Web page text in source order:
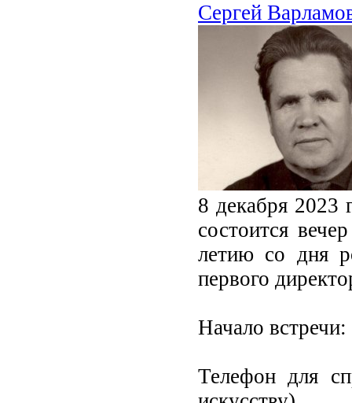
Сергей
8 декабря 2023
состоится
летию со дня
первого
Начало
Телефон для